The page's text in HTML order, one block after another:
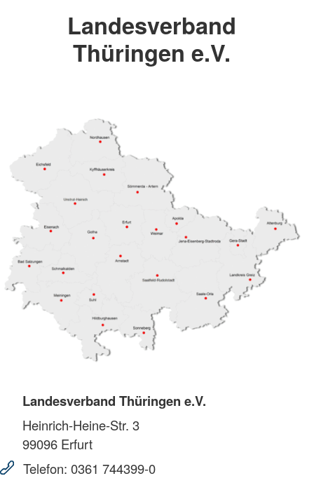
Landesverband
Thüringen e.V.
Landesverband Thüringen e.V.
Heinrich-Heine-Str. 3
99096 Erfurt
Telefon: 0361 744399-0